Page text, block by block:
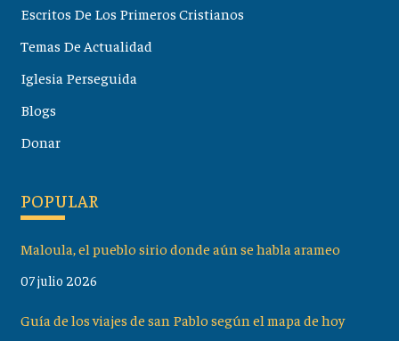
Escritos De Los Primeros Cristianos
Temas De Actualidad
Iglesia Perseguida
Blogs
Donar
POPULAR
Maloula, el pueblo sirio donde aún se habla arameo
07 julio 2026
Guía de los viajes de san Pablo según el mapa de hoy